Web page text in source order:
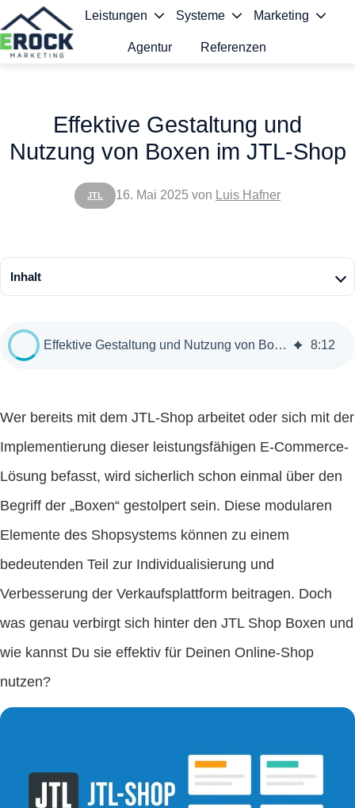
Leistungen Systeme Marketing
Agentur Referenzen
JTL
Effektive Gestaltung und
Nutzung von Boxen im JTL-Shop
16. Mai 2025 von Luis Hafner
Inhalt
Effektive Gestaltung und Nutzung von Boxen im JTL-Shop 8:12
Wer bereits mit dem JTL-Shop arbeitet oder sich mit der
Implementierung dieser leistungsfähigen E-Commerce-
Lösung befasst, wird sicherlich schon einmal über den
Begriff der „Boxen“ gestolpert sein. Diese modularen
Elemente des Shopsystems können zu einem
bedeutenden Teil zur Individualisierung und
Verbesserung der Verkaufsplattform beitragen. Doch
was genau verbirgt sich hinter den JTL Shop Boxen und
wie kannst Du sie effektiv für Deinen Online-Shop
nutzen?